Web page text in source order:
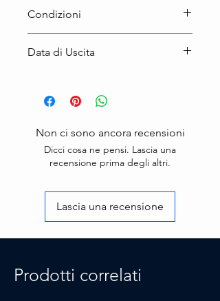
Condizioni
Prodotto Nuovo
Data di Uscita
Non ci sono ancora recensioni
Dicci cosa ne pensi. Lascia una
recensione prima degli altri.
Lascia una recensione
Prodotti correlati